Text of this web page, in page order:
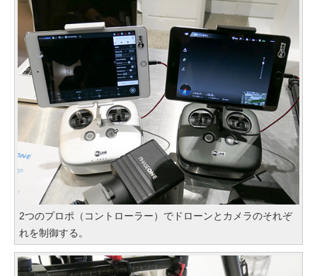
2つのプロポ（コントローラー）でドローンとカメラのそれぞ
れを制御する。